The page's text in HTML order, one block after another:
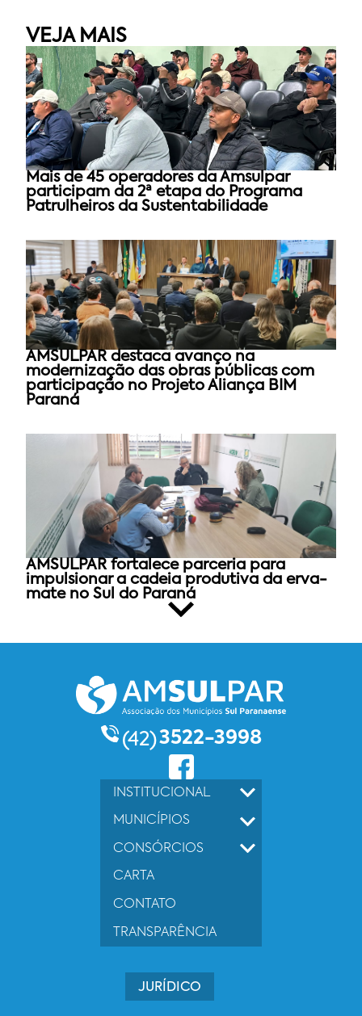
VEJA MAIS
Mais de 45 operadores da Amsulpar
participam da 2ª etapa do Programa
Patrulheiros da Sustentabilidade
AMSULPAR destaca avanço na
modernização das obras públicas com
participação no Projeto Aliança BIM
Paraná
AMSULPAR fortalece parceria para
impulsionar a cadeia produtiva da erva-
mate no Sul do Paraná
(42)3522-3998
INSTITUCIONAL
MUNICÍPIOS
CONSÓRCIOS
CARTA
CONTATO
TRANSPARÊNCIA
JURÍDICO